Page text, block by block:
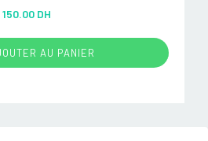
out of 5
150.00 DH
AU PANIER